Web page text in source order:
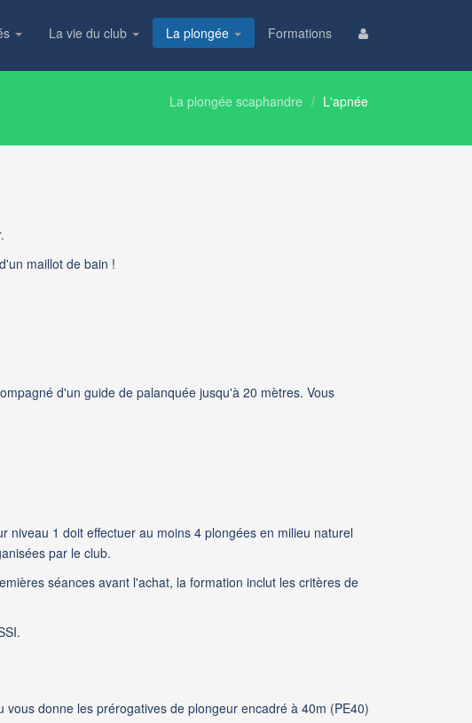
La vie du club La plongée Formations
La plongée scaphandre L'apnée
maillot de bain !
d'un guide de palanquée jusqu'à 20 mètres. Vous
1 doit effectuer au moins 4 plongées en milieu naturel
par le club.
séances avant l'achat, la formation inclut les critères de
vous donne les prérogatives de plongeur encadré à 40m (PE40)